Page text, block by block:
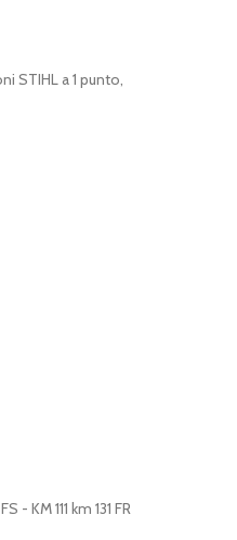
STIHL a 1 punto,
KM 111 km 131 FR